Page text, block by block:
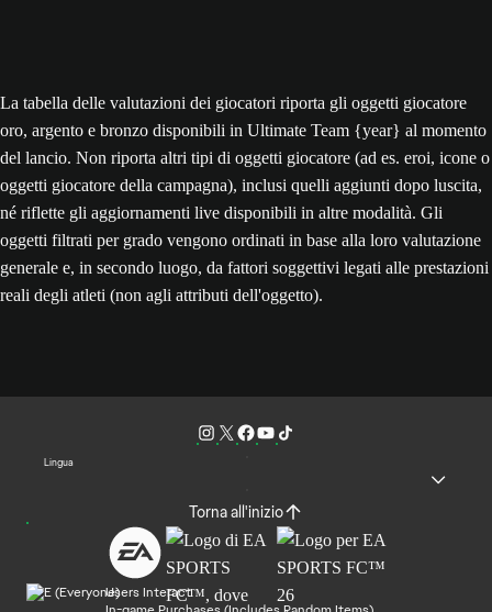
La tabella delle valutazioni dei giocatori riporta gli oggetti giocatore
oro, argento e bronzo disponibili in Ultimate Team {year} al momento
del lancio. Non riporta altri tipi di oggetti giocatore (ad es. eroi, icone o
oggetti giocatore della campagna), inclusi quelli aggiunti dopo luscita,
né riflette gli aggiornamenti live disponibili in altre modalità. Gli
oggetti filtrati per grado vengono ordinati in base alla loro valutazione
generale e, in secondo luogo, da fattori soggettivi legati alle prestazioni
reali degli atleti (non agli attributi dell'oggetto).
Lingua
Torna all'inizio
Users Interact